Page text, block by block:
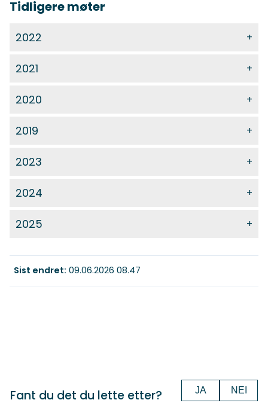
Tidligere møter
2022
2021
2020
2019
2023
2024
2025
Sist endret 09.06.2026 08.47
Fant du det du lette etter? JA NEI